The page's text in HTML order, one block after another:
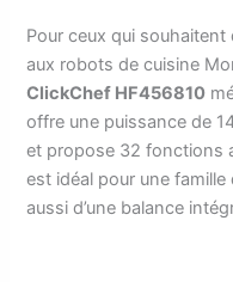
Pour ceux qui
aux robots de cuisine
ClickChef HF456810
offre une puissance de
et propose 32 fonctions
est idéal pour une
aussi d’une balance